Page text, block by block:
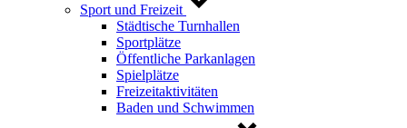
Sport und Freizeit
Städtische Turnhallen
Sportplätze
Öffentliche Parkanlagen
Spielplätze
Freizeitaktivitäten
Baden und Schwimmen